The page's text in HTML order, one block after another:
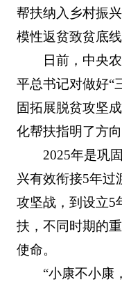
帮扶纳入乡村振
模性返贫致贫底
日前，中央
平总书记对做好“
固拓展脱贫攻坚
化帮扶指明了方向
2025年是巩
兴有效衔接5年过
攻坚战，到设立5
扶，不同时期的
使命。
“小康不小康